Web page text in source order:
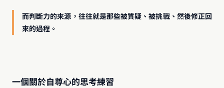
而判斷力的來源，往往就是那些被質疑、被挑戰、然後修正回
來的過程。
一個關於自尊心的思考練習